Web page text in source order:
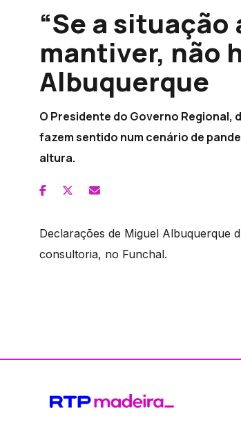
“Se a
mantiver, não
Albuquerque
O Presidente do Governo Regional,
fazem sentido num cenário de
altura.
Declarações de Miguel Albuquerque
consultoria, no Funchal.